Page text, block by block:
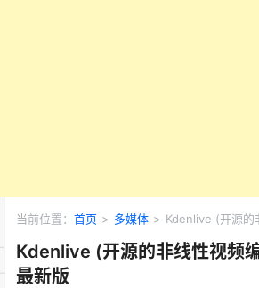
当前位置： 首页 > 多媒体 > Kdenlive (开源的
Kdenlive (开源的非线性视频
最新版